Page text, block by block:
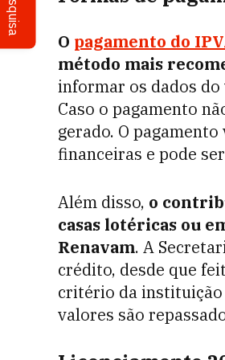
O pagamento do
método mais
informar os dados do
Caso o pagamento
gerado. O pagamento
financeiras e pode
Além disso, o
casas lotéricas ou
Renavam. A
crédito, desde que
critério da instituição
valores são